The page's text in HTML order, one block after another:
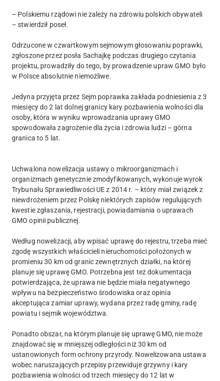
– Polskiemu rządowi nie zależy na zdrowiu polskich obywateli
– stwierdził poseł.
Odrzucone w czwartkowym sejmowym głosowaniu poprawki,
zgłoszone przez posła Sachajkę podczas drugiego czytania
projektu, prowadziły do tego, by prowadzenie upraw GMO było
w Polsce absolutnie niemożliwe.
Jedyna przyjęta przez Sejm poprawka zakłada podniesienia z 3
miesięcy do 2 lat dolnej granicy kary pozbawienia wolności dla
osoby, która w wyniku wprowadzania uprawy GMO
spowodowała zagrożenie dla życia i zdrowia ludzi – górna
granica to 5 lat.
Uchwalona nowelizacja ustawy o mikroorganizmach i
organizmach genetycznie zmodyfikowanych, wykonuje wyrok
Trybunału Sprawiedliwości UE z 2014 r. – który miał związek z
niewdrożeniem przez Polskę niektórych zapisów regulujących
kwestie zgłaszania, rejestracji, powiadamiania o uprawach
GMO opinii publicznej.
Według nowelizacji, aby wpisać uprawę do rejestru, trzeba mieć
zgodę wszystkich właścicieli nieruchomości położonych w
promieniu 30 km od granic zewnętrznych działki, na której
planuje się uprawę GMO. Potrzebna jest też dokumentacja
potwierdzająca, że uprawa nie będzie miała negatywnego
wpływu na bezpieczeństwo środowiska oraz opinia
akceptująca zamiar uprawy, wydana przez radę gminy, radę
powiatu i sejmik województwa.
Ponadto obszar, na którym planuje się uprawę GMO, nie może
znajdować się w mniejszej odległości niż 30 km od
ustanowionych form ochrony przyrody. Nowelizowana ustawa
wobec naruszających przepisy przewiduje grzywny i kary
pozbawienia wolności od trzech miesięcy do 12 lat w